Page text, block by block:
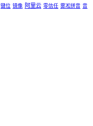
键位 镜像 阿里云 零信任 雾凇拼音 音